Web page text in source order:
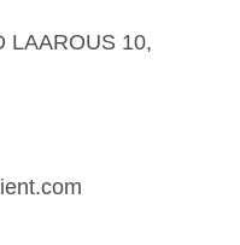
LAAROUS 10,